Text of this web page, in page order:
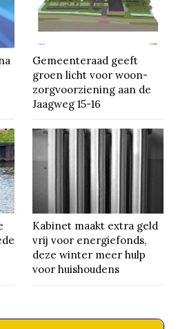
Gemeenteraad geeft
groen licht voor woon-
zorgvoorziening aan de
Jaagweg 15-16
Kabinet maakt extra geld
vrij voor energiefonds,
deze winter meer hulp
voor huishoudens